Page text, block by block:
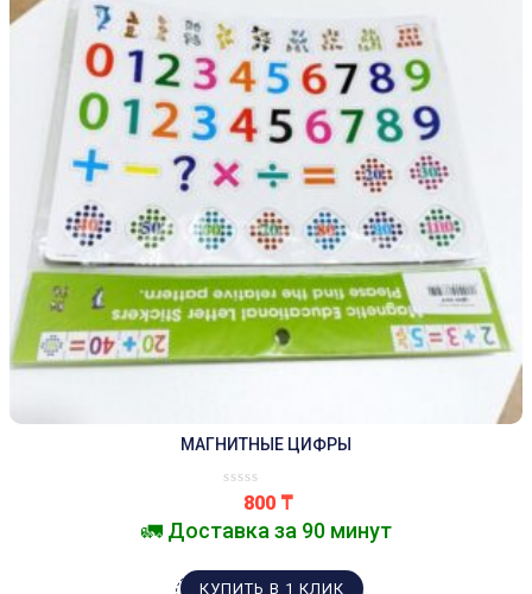
МАГНИТНЫЕ ЦИФРЫ
800 ₸
🚛 Доставка за 90 минут
КУПИТЬ В 1 КЛИК